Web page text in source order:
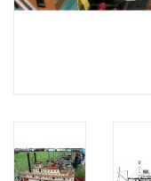
Baubeschreibungen